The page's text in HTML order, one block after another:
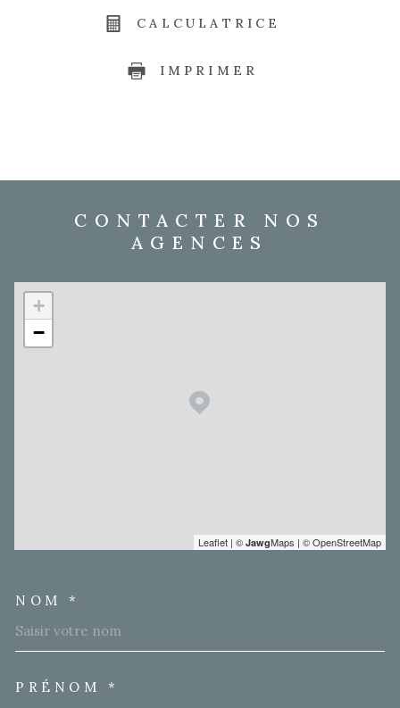
CALCULATRICE
IMPRIMER
CONTACTER NOS
AGENCES
+
−
Leaflet | © JawgMaps | © OpenStreetMap
NOM *
PRÉNOM *